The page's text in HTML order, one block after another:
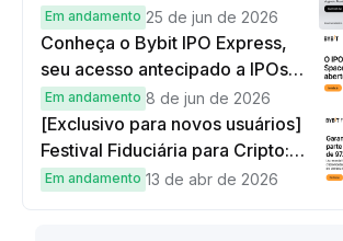
Em andamento 25 de jun de 2026
Conheça o Bybit IPO Express,
seu acesso antecipado a IPOs
globais
Em andamento 8 de jun de 2026
[Exclusivo para novos usuários]
Festival Fiduciária para Cripto:
complete tarefas simples e
Em andamento 13 de abr de 2026